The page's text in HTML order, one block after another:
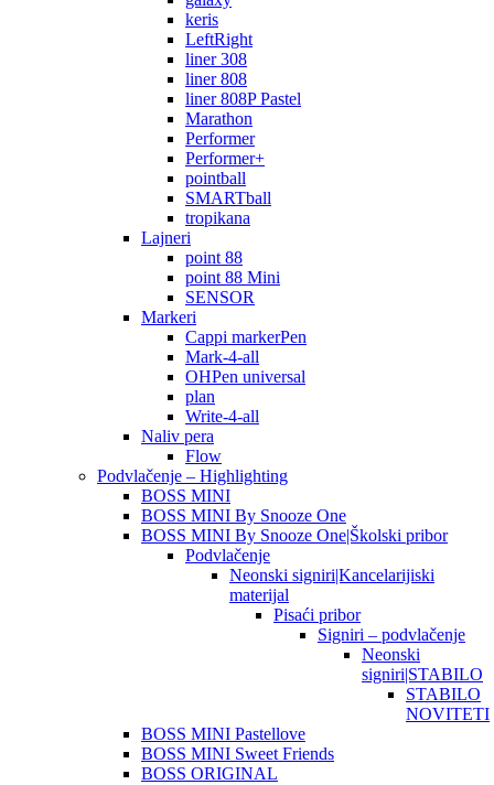
keris
LeftRight
liner 308
liner 808
liner 808P Pastel
Marathon
Performer
Performer+
pointball
SMARTball
tropikana
Lajneri
point 88
point 88 Mini
SENSOR
Markeri
Cappi markerPen
Mark-4-all
OHPen universal
plan
Write-4-all
Naliv pera
Flow
Podvlačenje – Highlighting
BOSS MINI
BOSS MINI By Snooze One
BOSS MINI By Snooze One|Školski pribor
Podvlačenje
Neonski signiri|Kancelarijiski
materijal
Pisaći pribor
Signiri – podvlačenje
Neonski
signiri|STABILO
STABILO
NOVITETI
BOSS MINI Pastellove
BOSS MINI Sweet Friends
BOSS ORIGINAL